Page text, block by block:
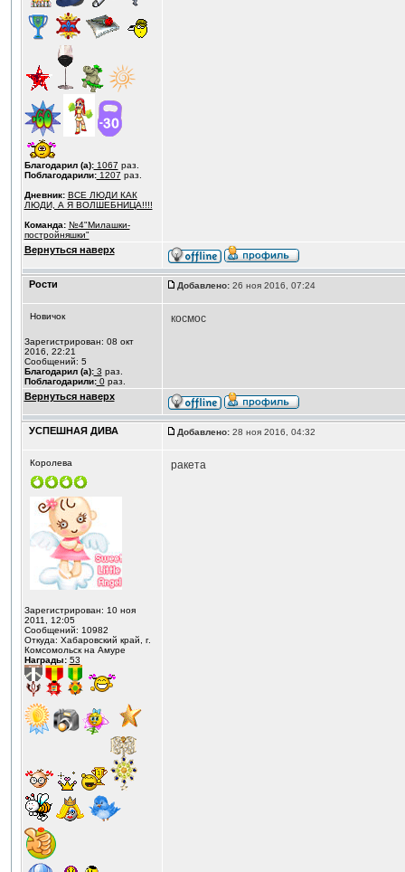
Благодарил (а):1067 раз.
Поблагодарили:1207 раз.
Дневник: ВСЕ ЛЮДИ КАК
ЛЮДИ, А Я ВОЛШЕБНИЦА!!!!
Команда: №4"Милашки-
постройняшки"
Вернуться наверх
Рости Добавлено:26 ноя 2016, 07:24
Новичок
Зарегистрирован: 08 окт
2016, 22:21
Сообщений: 5
Благодарил (а):3 раз.
Поблагодарили:0раз.
космос
Вернуться наверх
УСПЕШНАЯ ДИВА Добавлено:28 ноя 2016, 04:32
Королева
Зарегистрирован: 10 ноя
2011, 12:05
Сообщений: 10982
Откуда: Хабаровский край, г.
Комсомольск на Амуре
Награды: 53
ракета